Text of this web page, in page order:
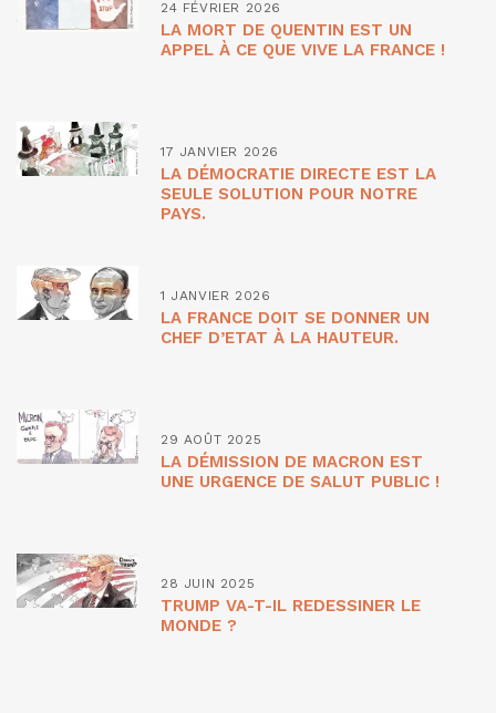
24 FÉVRIER 2026
LA MORT DE QUENTIN EST UN
APPEL À CE QUE VIVE LA FRANCE !
17 JANVIER 2026
LA DÉMOCRATIE DIRECTE EST LA
SEULE SOLUTION POUR NOTRE
PAYS.
1 JANVIER 2026
LA FRANCE DOIT SE DONNER UN
CHEF D’ETAT À LA HAUTEUR.
29 AOÛT 2025
LA DÉMISSION DE MACRON EST
UNE URGENCE DE SALUT PUBLIC !
28 JUIN 2025
TRUMP VA-T-IL REDESSINER LE
MONDE ?